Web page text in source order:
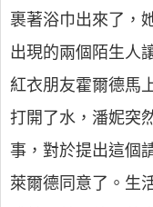
裹著浴巾出來了，
出現的兩個陌生人
紅衣朋友霍爾德馬
打開了水，潘妮突
事，對於提出這個
萊爾德同意了。生